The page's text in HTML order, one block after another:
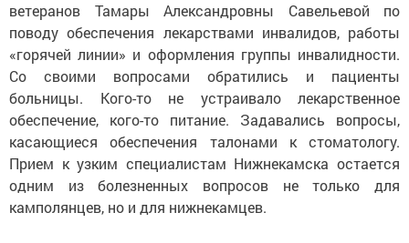
ветеранов Тамары Александровны Савельевой по
поводу обеспечения лекарствами инвалидов, работы
«горячей линии» и оформления группы инвалидности.
Со своими вопросами обратились и пациенты
больницы. Кого-то не устраивало лекарственное
обеспечение, кого-то питание. Задавались вопросы,
касающиеся обеспечения талонами к стоматологу.
Прием к узким специалистам Нижнекамска остается
одним из болезненных вопросов не только для
камполянцев, но и для нижнекамцев.